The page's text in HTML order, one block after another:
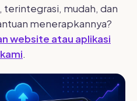
terintegrasi, mudah, dan
menerapkannya?
website atau aplikasi
.